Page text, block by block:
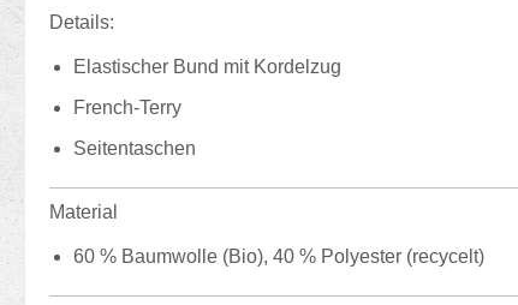
Details:
Elastischer Bund mit Kordelzug
French-Terry
Seitentaschen
Material
60 % Baumwolle (Bio), 40 % Polyester (recycelt)